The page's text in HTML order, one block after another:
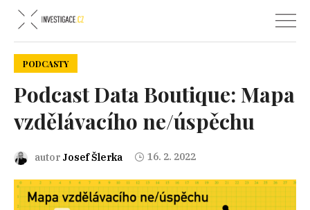
PODCASTY
Podcast Data Boutique: Mapa
vzdělávacího ne/úspěchu
autor Josef Šlerka 16. 2. 2022